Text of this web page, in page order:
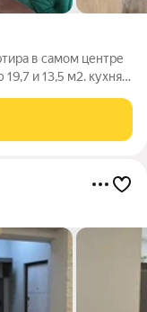
в самом центре